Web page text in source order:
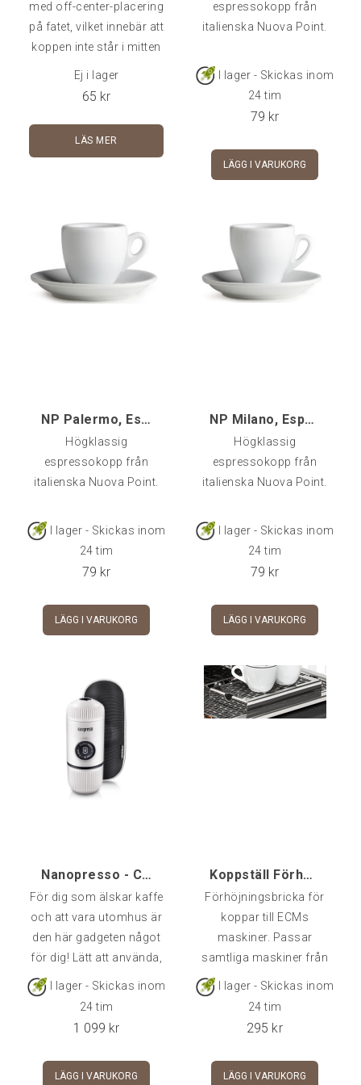
med off-center-placering
på fatet, vilket innebär att
koppen inte står i mitten
Ej i lager
65 kr
LÄS MER
espressokopp från
italienska Nuova Point.
I lager - Skickas inom
24 tim
79 kr
LÄGG I VARUKORG
NP Palermo, Espressokopp
Högklassig
espressokopp från
italienska Nuova Point.
I lager - Skickas inom
24 tim
79 kr
LÄGG I VARUKORG
NP Milano, Espressokopp
Högklassig
espressokopp från
italienska Nuova Point.
I lager - Skickas inom
24 tim
79 kr
LÄGG I VARUKORG
Nanopresso - Chill White, Wacaco
För dig som älskar kaffe
och att vara utomhus är
den här gadgeten något
för dig! Lätt att använda,
effektiv och ger
fantastiska resultat.
I lager - Skickas inom
24 tim
1 099 kr
LÄGG I VARUKORG
Koppställ Förhöjning, ECM
Förhöjningsbricka för
koppar till ECMs
maskiner. Passar
samtliga maskiner från
ECM i vårt
sortiment.Tillverkad i
I lager - Skickas inom
24 tim
295 kr
LÄGG I VARUKORG